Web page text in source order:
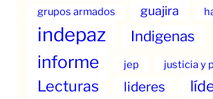
grupos armados
guajira
indepaz Indigenas
informe jep justicia y
Lecturas lideres